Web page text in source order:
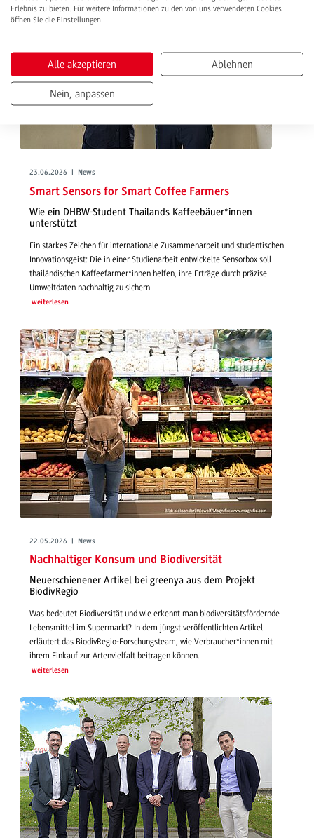
23.06.2026 | News
Smart Sensors for Smart Coffee Farmers
Wie ein DHBW-Student Thailands Kaffeebäuer*innen
unterstützt
Ein starkes Zeichen für internationale Zusammenarbeit und studentischen
Innovationsgeist: Die in einer Studienarbeit entwickelte Sensorbox soll
thailändischen Kaffeefarmer*innen helfen, ihre Erträge durch präzise
Umweltdaten nachhaltig zu sichern.
weiterlesen
22.05.2026 | News
Nachhaltiger Konsum und Biodiversität
Neuerschienener Artikel bei greenya aus dem Projekt
BiodivRegio
Was bedeutet Biodiversität und wie erkennt man biodiversitätsfördernde
Lebensmittel im Supermarkt? In dem jüngst veröffentlichten Artikel
erläutert das BiodivRegio-Forschungsteam, wie Verbraucher*innen mit
ihrem Einkauf zur Artenvielfalt beitragen können.
weiterlesen
Erlebnis zu bieten. Für weitere Informationen zu den von uns verwendeten Cookies
öffnen Sie die Einstellungen.
Alle akzeptieren Ablehnen
Nein, anpassen